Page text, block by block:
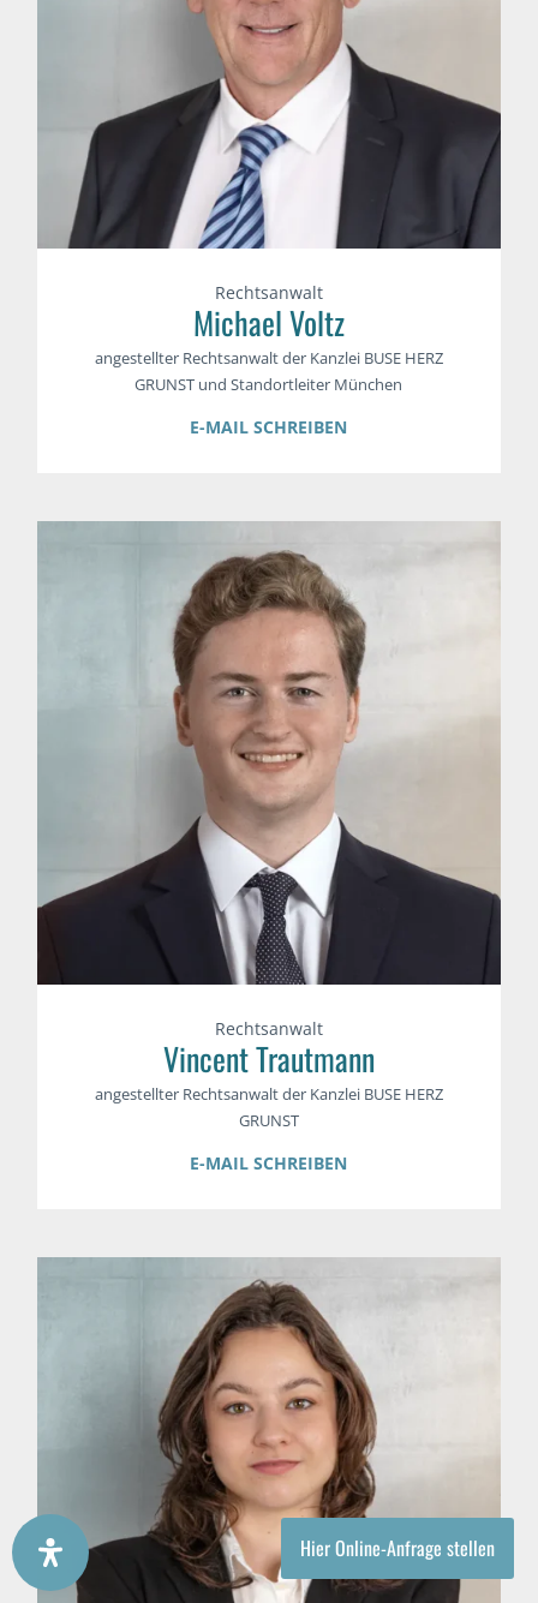
Hier Online-Anfrage stellen
Rechtsanwalt
Michael Voltz
angestellter Rechtsanwalt der Kanzlei BUSE HERZ
GRUNST und Standortleiter München
E-MAIL SCHREIBEN
Rechtsanwalt
Vincent Trautmann
angestellter Rechtsanwalt der Kanzlei BUSE HERZ
GRUNST
E-MAIL SCHREIBEN